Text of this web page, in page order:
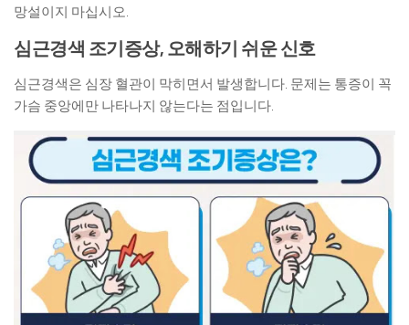
망설이지 마십시오.
심근경색 조기증상, 오해하기 쉬운 신호
심근경색은 심장 혈관이 막히면서 발생합니다. 문제는 통증이 꼭
가슴 중앙에만 나타나지 않는다는 점입니다.